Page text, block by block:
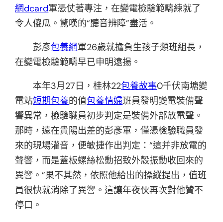
網dcard軍憑仗著專注，在變電檢驗範疇練就了
令人傻瓜。驚嘆的“聽音辨障”盡活。
彭彥包養網軍26歲就擔負生孩子類班組長，
在變電檢驗範疇早已申明遠揚。
本年3月27日，桂林22包養故事0千伏南塘變
電站短期包養的值包養情婦班員發明變電裝備聲
響異常，檢驗職員初步判定是裝備外部放電聲。
那時，遠在貴陽出差的彭彥軍，僅憑檢驗職員發
來的現場灌音，便敏捷作出判定：“這并非放電的
聲響，而是蓋板螺絲松動招致外殼振動收回來的
異響。”果不其然，依照他給出的操縱提出，值班
員很快就消除了異響。這讓年夜伙再次對他贊不
停口。